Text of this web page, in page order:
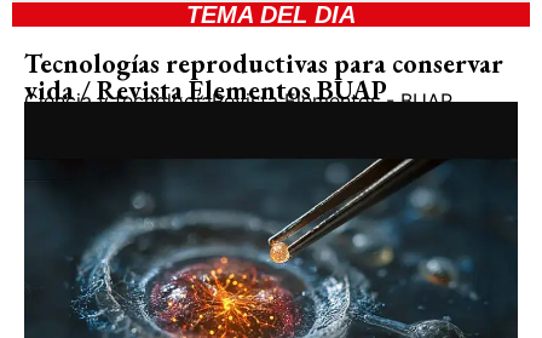
TEMA DEL DIA
Tecnologías reproductivas para conservar
vida / Revista Elementos BUAP
Ciencia y tecnologíaRevista Elementos - BUAP